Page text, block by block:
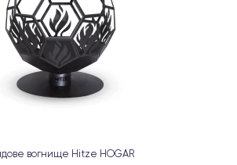
вогнище Hitze HOGAR